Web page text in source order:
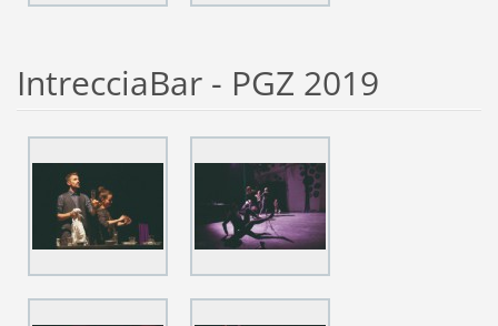
IntrecciaBar - PGZ 2019